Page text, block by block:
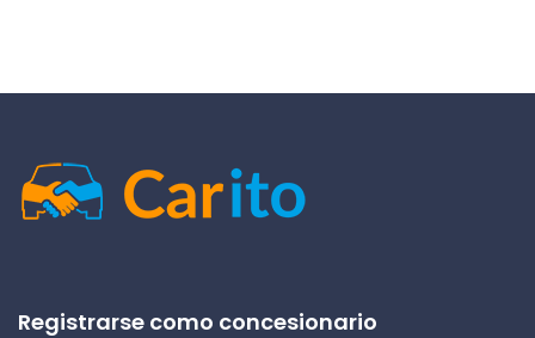
Registrarse como concesionario